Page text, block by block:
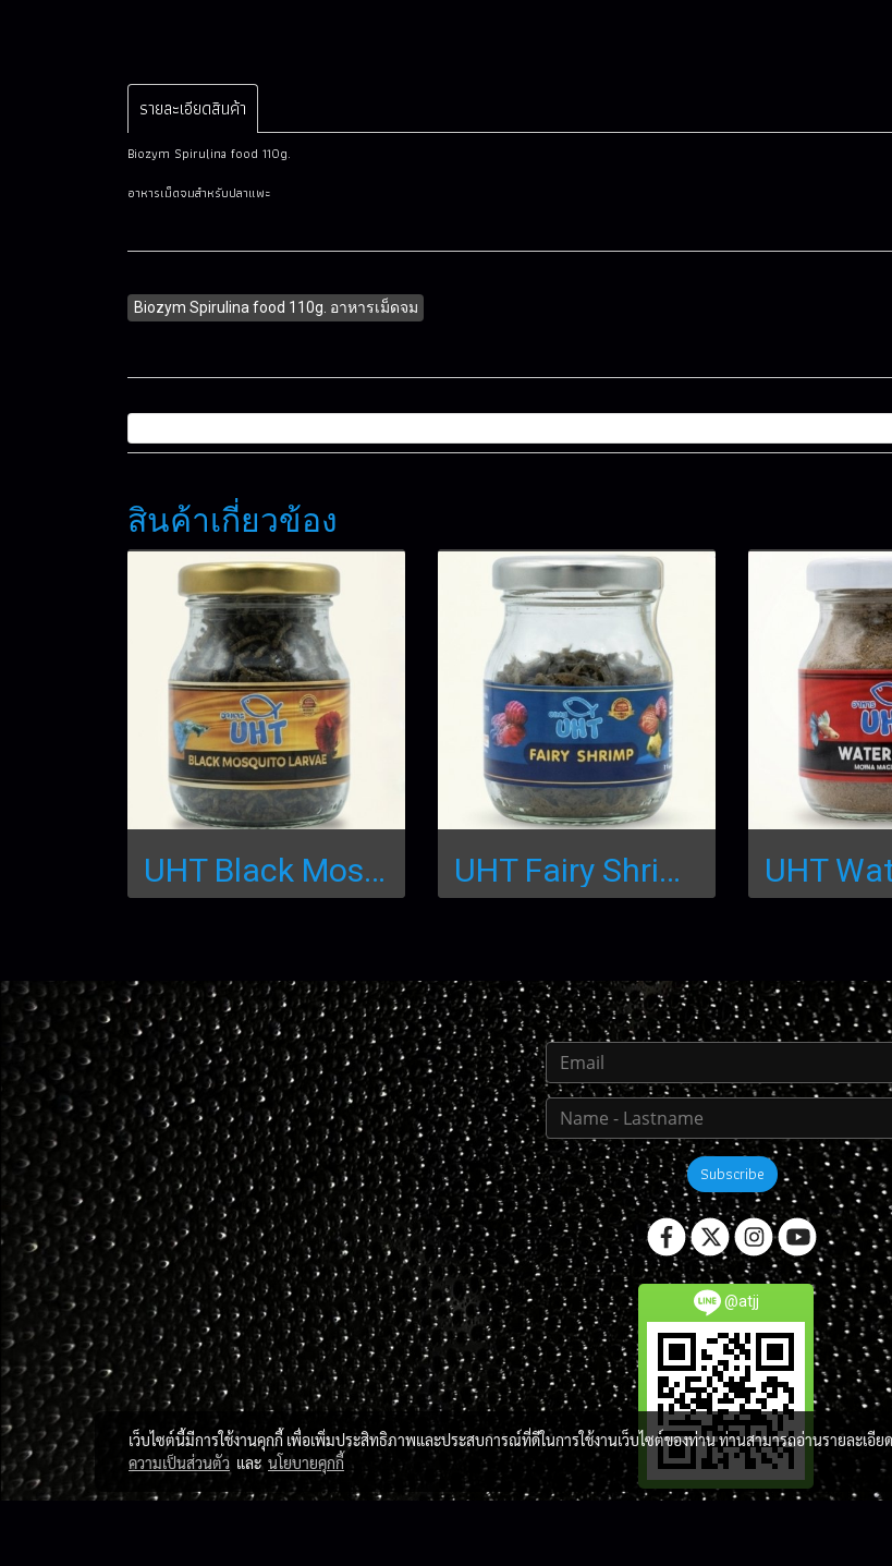
รายละเอียดสินค้า
Biozym Spirulina food 110g.
อาหารเม็ดจมสำหรับปลาแพะ
Biozym Spirulina food 110g. อาหารเม็ดจม
สินค้าเกี่ยวข้อง
UHT Black Mosquito Larvae : อาหารลูกน้ำอบแห้งเกรดพรีเมียม UHT Fairy Shrimp: อาหาร Fairy Shrimp เกรดพรีเมียม FAIRY SHRIMP
Subscribe
@atjj
เว็บไซต์นี้มีการใช้งานคุกกี้ เพื่อเพิ่มประสิทธิภาพและประสบการณ์ที่ดีในการใช้งานเว็บไซต์ของท่าน ท่านสามารถอ่านรายละเอีย
ความเป็นส่วนตัว และ นโยบายคุกกี้